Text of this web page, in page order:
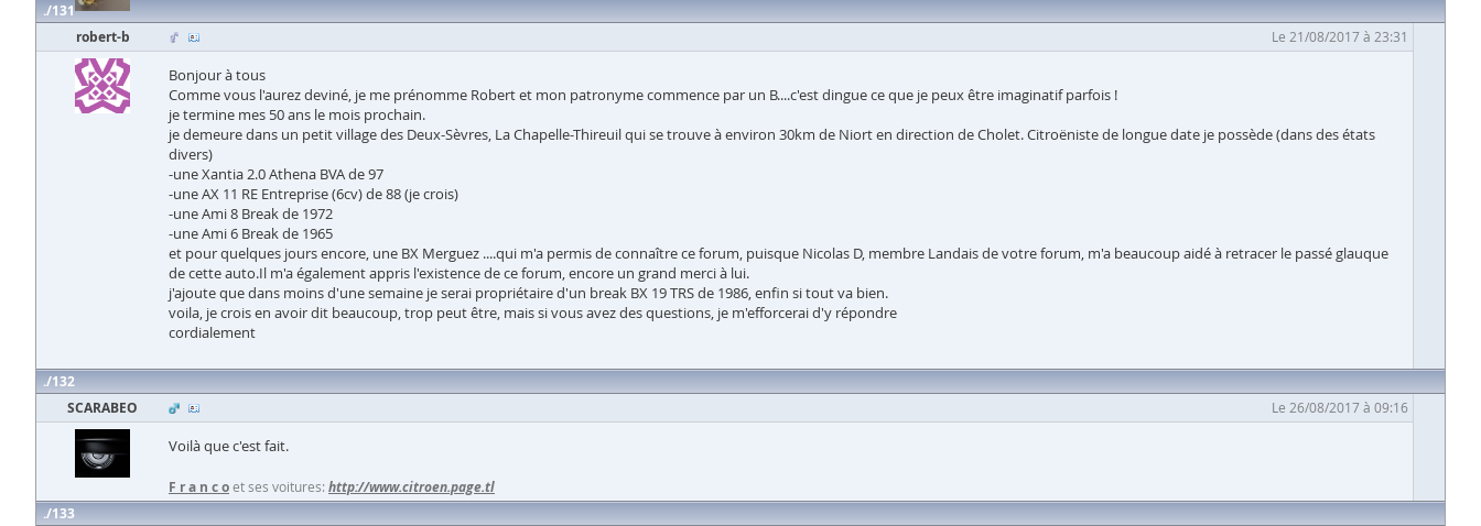
131
robert-b
Le 21/08/2017 à 23:31
Bonjour à tous
Comme vous l'aurez deviné, je me prénomme Robert et mon patronyme commence par un B....c'est dingue ce que je peux être imaginatif parfois !
je termine mes 50 ans le mois prochain.
je demeure dans un petit village des Deux-Sèvres, La Chapelle-Thireuil qui se trouve à environ 30km de Niort en direction de Cholet. Citroëniste de longue date je possède (dans des états
divers)
-une Xantia 2.0 Athena BVA de 97
-une AX 11 RE Entreprise (6cv) de 88 (je crois)
-une Ami 8 Break de 1972
-une Ami 6 Break de 1965
et pour quelques jours encore, une BX Merguez ....qui m'a permis de connaître ce forum, puisque Nicolas D, membre Landais de votre forum, m'a beaucoup aidé à retracer le passé glauque
de cette auto.Il m'a également appris l'existence de ce forum, encore un grand merci à lui.
j'ajoute que dans moins d'une semaine je serai propriétaire d'un break BX 19 TRS de 1986, enfin si tout va bien.
voila, je crois en avoir dit beaucoup, trop peut être, mais si vous avez des questions, je m'efforcerai d'y répondre
cordialement
132
SCARABEO
Le 26/08/2017 à 09:16
Voilà que c'est fait.
F r a n c oet ses voitures: http://www.citroen.page.tl
133